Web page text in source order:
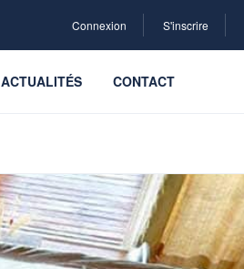
Connexion S'inscrire
ACTUALITÉS CONTACT